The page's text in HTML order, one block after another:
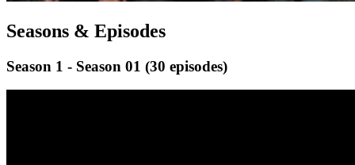
Seasons & Episodes
Season 1 - Season 01 (30 episodes)